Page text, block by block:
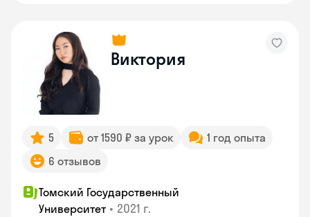
Виктория
5 от 1590 ₽ за урок
1 год опыта
6 отзывов
Томский Государственный
Университет • 2021 г.